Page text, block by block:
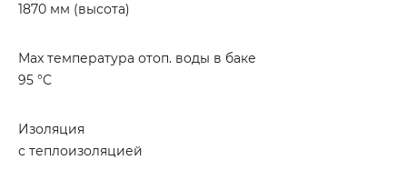
1870 мм (высота)
Маx температура отоп. воды в баке
95 °C
Изоляция
с теплоизоляцией